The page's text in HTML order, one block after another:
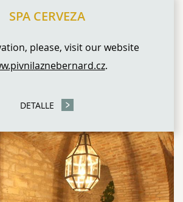
SPA CERVEZA
please, visit our website
.
DETALLE